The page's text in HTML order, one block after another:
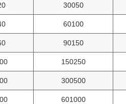
30050
60100
90150
150250
300500
601000